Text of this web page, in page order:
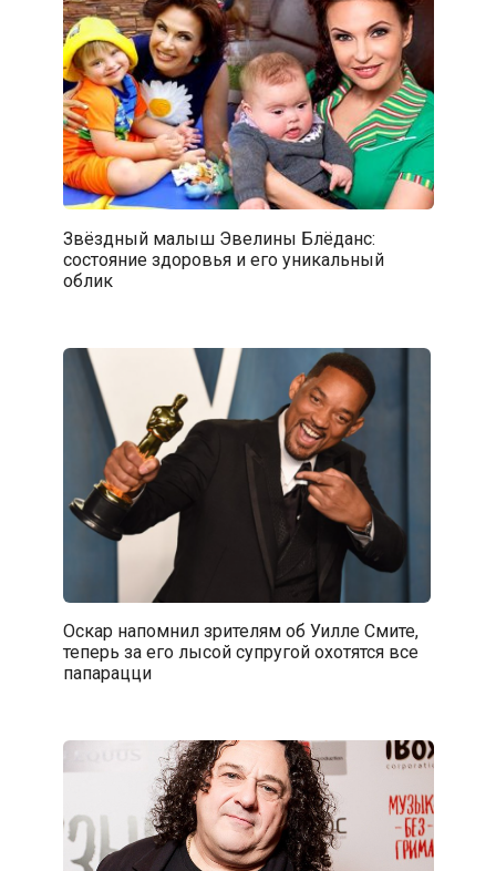
Звёздный малыш Эвелины Блёданс:
состояние здоровья и его уникальный
облик
Оскар напомнил зрителям об Уилле Смите,
теперь за его лысой супругой охотятся все
папарацци